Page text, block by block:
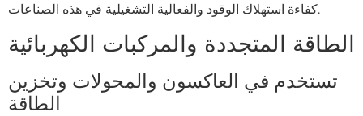
كفاءة استهلاك الوقود والفعالية التشغيلية في هذه الصناعات.
الطاقة المتجددة والمركبات الكهربائية
تستخدم في العاكسون والمحولات وتخزين
الطاقة